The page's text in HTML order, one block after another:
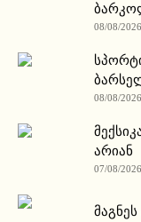
08/08/
08/08/
არიან
07/08/